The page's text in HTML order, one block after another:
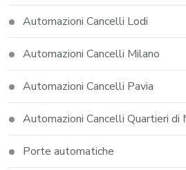
Automazioni Cancelli Lodi
Automazioni Cancelli Milano
Automazioni Cancelli Pavia
Automazioni Cancelli Quartieri di
Porte automatiche